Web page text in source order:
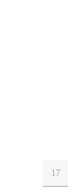
17